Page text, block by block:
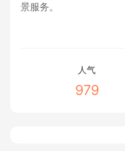
景服务。
人气
979